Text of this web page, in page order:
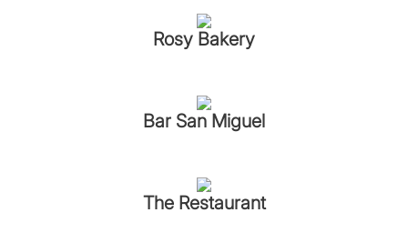
Rosy Bakery
Bar San Miguel
The Restaurant